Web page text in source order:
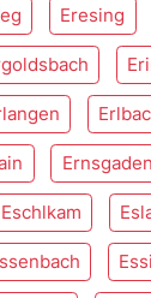
Eresing
Ernsgaden
Eschlkam